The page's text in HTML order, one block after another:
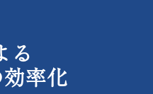
る
率化